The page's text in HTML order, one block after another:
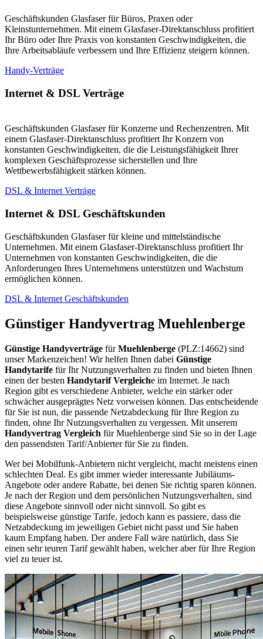
Geschäftskunden Glasfaser für Büros, Praxen oder
Kleinstunternehmen. Mit einem Glasfaser-Direktanschluss profitiert
Ihr Büro oder Ihre Praxis von konstanten Geschwindigkeiten, die
Ihre Arbeitsabläufe verbessern und Ihre Effizienz steigern können.
Handy-Verträge
Internet & DSL Verträge
Geschäftskunden Glasfaser für Konzerne und Rechenzentren. Mit
einem Glasfaser-Direktanschluss profitiert Ihr Konzern von
konstanten Geschwindigkeiten, die die Leistungsfähigkeit Ihrer
komplexen Geschäftsprozesse sicherstellen und Ihre
Wettbewerbsfähigkeit stärken können.
DSL & Internet Verträge
Internet & DSL Geschäftskunden
Geschäftskunden Glasfaser für kleine und mittelständische
Unternehmen. Mit einem Glasfaser-Direktanschluss profitiert Ihr
Unternehmen von konstanten Geschwindigkeiten, die die
Anforderungen Ihres Unternehmens unterstützen und Wachstum
ermöglichen können.
DSL & Internet Geschäftskunden
Günstiger Handyvertrag Muehlenberge
Günstige Handyverträge fürMuehlenberge (PLZ:14662) sind
unser Markenzeichen! Wir helfen Ihnen dabei Günstige
Handytarife für Ihr Nutzungsverhalten zu finden und bieten Ihnen
einen der besten Handytarif Vergleiche im Internet. Je nach
Region gibt es verschiedene Anbieter, welche ein stärker oder
schwächer ausgeprägtes Netz vorweisen können. Das entscheidende
für Sie ist nun, die passende Netzabdeckung für Ihre Region zu
finden, ohne Ihr Nutzungsverhalten zu vergessen. Mit unserem
Handyvertrag Vergleich für Muehlenberge sind Sie so in der Lage
den passendsten Tarif/Anbierter für Sie zu finden.
Wer bei Mobilfunk-Anbietern nicht vergleicht, macht meistens einen
schlechten Deal. Es gibt immer wieder interessante Jubiläums-
Angebote oder andere Rabatte, bei denen Sie richtig sparen können.
Je nach der Region und dem persönlichen Nutzungsverhalten, sind
diese Angebote sinnvoll oder nicht sinnvoll. So gibt es
beispielsweise günstige Tarife, jedoch kann es passiere, dass die
Netzabdeckung im jeweiligen Gebiet nicht passt und Sie haben
kaum Empfang haben. Der andere Fall wäre natürlich, dass Sie
einen sehr teuren Tarif gewählt haben, welcher aber für Ihre Region
viel zu teuer ist.